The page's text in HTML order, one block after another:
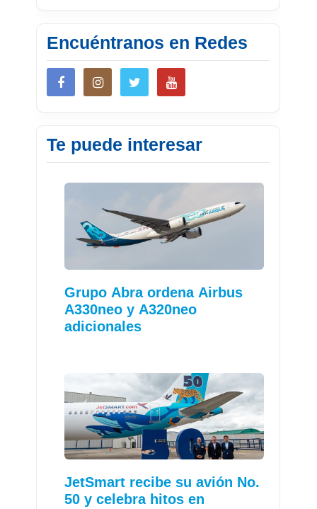
Encuéntranos en Redes
Te puede interesar
Grupo Abra ordena Airbus
A330neo y A320neo
adicionales
JetSmart recibe su avión No.
50 y celebra hitos en